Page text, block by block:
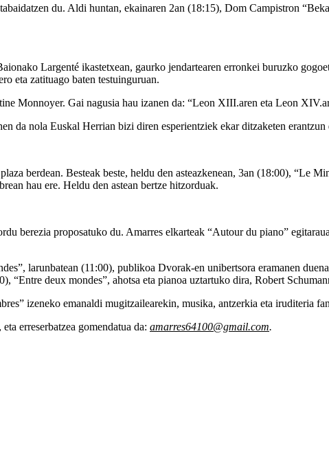
du. Aldi huntan, ekainaren 2an (18:15), Dom Campistron
Largenté ikastetxean, gaurko jendartearen erronkei buruzko
eta zatituago baten testuinguruan.
Monnoyer. Gai nagusia hau izanen da: “Leon XIII.aren eta Leon
da nola Euskal Herrian bizi diren esperientziek ekar ditzaketen
berdean. Besteak beste, heldu den asteazkenean, 3an (18:00), “Le
hau ere. Heldu den astean bertze hitzorduak.
berezia proposatuko du. Amarres elkarteak “Autour du piano”
larunbatean (11:00), publikoa Dvorak-en unibertsora eramanen
“Entre deux mondes”, ahotsa eta pianoa uztartuko dira, Robert
izeneko emanaldi mugitzailearekin, musika, antzerkia eta iruditeria
erreserbatzea gomendatua da: amarres64100@gmail.com.